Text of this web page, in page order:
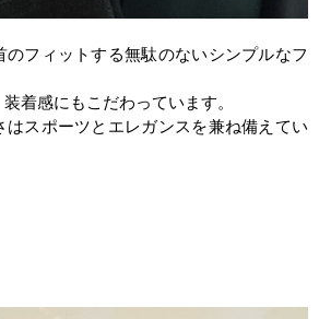
のフィットする無駄のないシンプルなフ
着感にもこだわっています。
はスポーツとエレガンスを兼ね備えてい